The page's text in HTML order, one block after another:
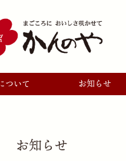
ついて お知らせ
お知らせ